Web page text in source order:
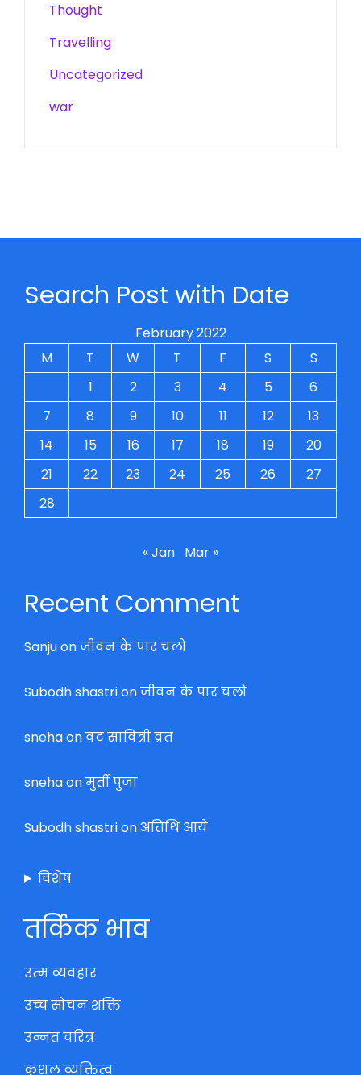
Thought
Travelling
Uncategorized
war
Search Post with Date
February 2022
M
T W T F S
S
1
2 3 4 5
6
7
8 9 10 11 12
13
14
15 16 17 18 19
20
21
22 23 24 25 26
27
28
« Jan Mar »
Recent Comment
Sanjuonजीवन के पार चलो
Subodh shastrionजीवन के पार चलो
snehaonवट सावित्री व्रत
snehaonमुर्ती पुजा
Subodh shastrionअतिथि आये
विशेष
तर्किक भाव
उत्म व्यवहार
उच्च सोचन शक्ति
उन्नत चरित्र
कुशल व्यक्तित्व